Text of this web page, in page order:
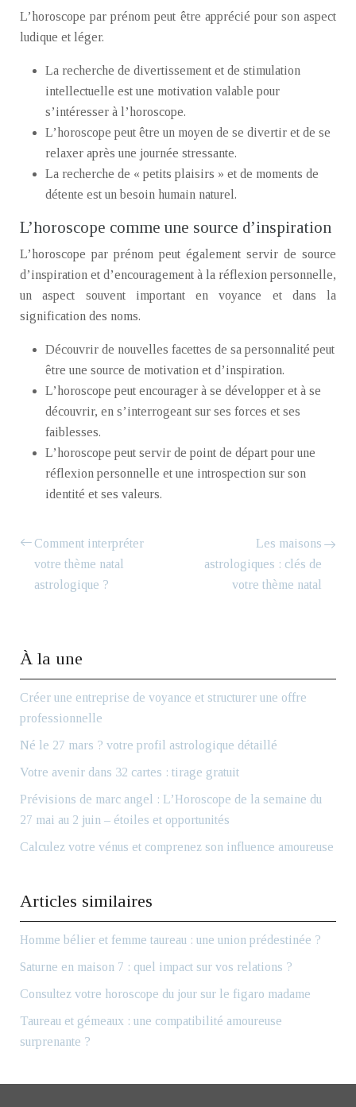
L’horoscope par prénom peut être apprécié pour son aspect
ludique et léger.
La recherche de divertissement et de stimulation
intellectuelle est une motivation valable pour
s’intéresser à l’horoscope.
L’horoscope peut être un moyen de se divertir et de se
relaxer après une journée stressante.
La recherche de « petits plaisirs » et de moments de
détente est un besoin humain naturel.
L’horoscope comme une source d’inspiration
L’horoscope par prénom peut également servir de source
d’inspiration et d’encouragement à la réflexion personnelle,
un aspect souvent important en voyance et dans la
signification des noms.
Découvrir de nouvelles facettes de sa personnalité peut
être une source de motivation et d’inspiration.
L’horoscope peut encourager à se développer et à se
découvrir, en s’interrogeant sur ses forces et ses
faiblesses.
L’horoscope peut servir de point de départ pour une
réflexion personnelle et une introspection sur son
identité et ses valeurs.
Comment interpréter
votre thème natal
astrologique ?
Les maisons
astrologiques : clés de
votre thème natal
À la une
Créer une entreprise de voyance et structurer une offre
professionnelle
Né le 27 mars ? votre profil astrologique détaillé
Votre avenir dans 32 cartes : tirage gratuit
Prévisions de marc angel : L’Horoscope de la semaine du
27 mai au 2 juin – étoiles et opportunités
Calculez votre vénus et comprenez son influence amoureuse
Articles similaires
Homme bélier et femme taureau : une union prédestinée ?
Saturne en maison 7 : quel impact sur vos relations ?
Consultez votre horoscope du jour sur le figaro madame
Taureau et gémeaux : une compatibilité amoureuse
surprenante ?